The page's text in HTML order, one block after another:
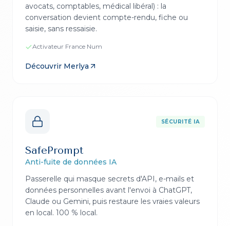
avocats, comptables, médical libéral) : la
conversation devient compte-rendu, fiche ou
saisie, sans ressaisie.
Activateur France Num
Découvrir Merlya
SÉCURITÉ IA
SafePrompt
Anti-fuite de données IA
Passerelle qui masque secrets d'API, e-mails et
données personnelles avant l'envoi à ChatGPT,
Claude ou Gemini, puis restaure les vraies valeurs
en local. 100 % local.